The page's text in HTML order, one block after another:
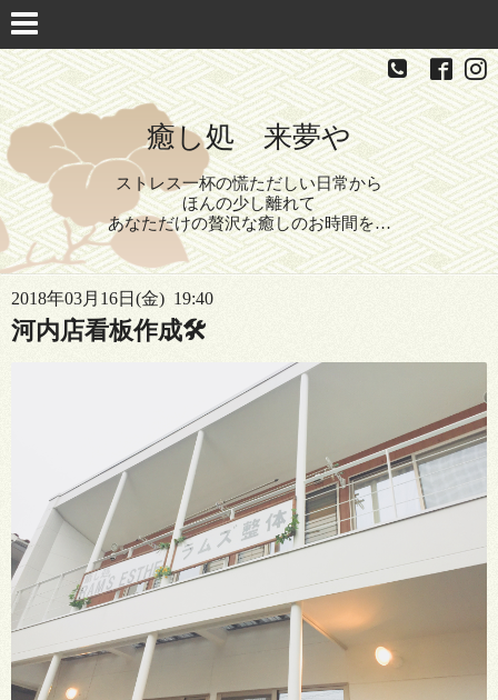
癒し処 来夢や
ストレス一杯の慌ただしい日常から
ほんの少し離れて
あなただけの贅沢な癒しのお時間を…
2018年03月16日(金) 19:40
河内店看板作成🛠